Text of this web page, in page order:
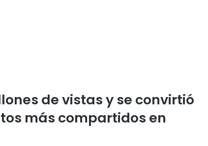
de vistas y se convirtió
más compartidos en